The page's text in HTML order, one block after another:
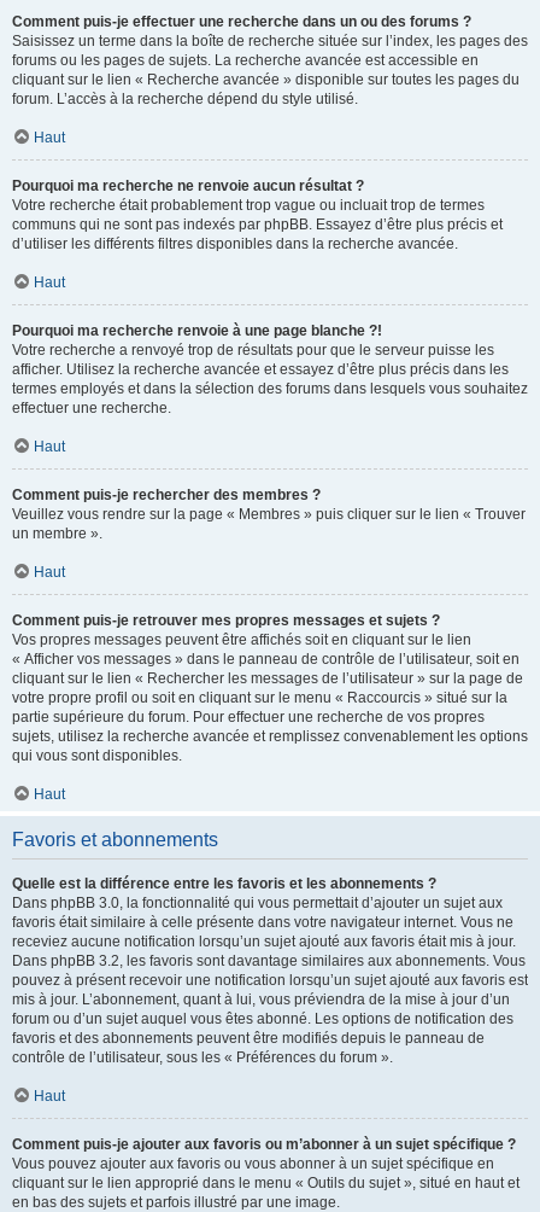
Comment puis-je effectuer une recherche dans un ou des forums ?
Saisissez un terme dans la boîte de recherche située sur l’index, les pages des
forums ou les pages de sujets. La recherche avancée est accessible en
cliquant sur le lien « Recherche avancée » disponible sur toutes les pages du
forum. L’accès à la recherche dépend du style utilisé.
Haut
Pourquoi ma recherche ne renvoie aucun résultat ?
Votre recherche était probablement trop vague ou incluait trop de termes
communs qui ne sont pas indexés par phpBB. Essayez d’être plus précis et
d’utiliser les différents filtres disponibles dans la recherche avancée.
Haut
Pourquoi ma recherche renvoie à une page blanche ?!
Votre recherche a renvoyé trop de résultats pour que le serveur puisse les
afficher. Utilisez la recherche avancée et essayez d’être plus précis dans les
termes employés et dans la sélection des forums dans lesquels vous souhaitez
effectuer une recherche.
Haut
Comment puis-je rechercher des membres ?
Veuillez vous rendre sur la page « Membres » puis cliquer sur le lien « Trouver
un membre ».
Haut
Comment puis-je retrouver mes propres messages et sujets ?
Vos propres messages peuvent être affichés soit en cliquant sur le lien
« Afficher vos messages » dans le panneau de contrôle de l’utilisateur, soit en
cliquant sur le lien « Rechercher les messages de l’utilisateur » sur la page de
votre propre profil ou soit en cliquant sur le menu « Raccourcis » situé sur la
partie supérieure du forum. Pour effectuer une recherche de vos propres
sujets, utilisez la recherche avancée et remplissez convenablement les options
qui vous sont disponibles.
Haut
Favoris et abonnements
Quelle est la différence entre les favoris et les abonnements ?
Dans phpBB 3.0, la fonctionnalité qui vous permettait d’ajouter un sujet aux
favoris était similaire à celle présente dans votre navigateur internet. Vous ne
receviez aucune notification lorsqu’un sujet ajouté aux favoris était mis à jour.
Dans phpBB 3.2, les favoris sont davantage similaires aux abonnements. Vous
pouvez à présent recevoir une notification lorsqu’un sujet ajouté aux favoris est
mis à jour. L’abonnement, quant à lui, vous préviendra de la mise à jour d’un
forum ou d’un sujet auquel vous êtes abonné. Les options de notification des
favoris et des abonnements peuvent être modifiés depuis le panneau de
contrôle de l’utilisateur, sous les « Préférences du forum ».
Haut
Comment puis-je ajouter aux favoris ou m’abonner à un sujet spécifique ?
Vous pouvez ajouter aux favoris ou vous abonner à un sujet spécifique en
cliquant sur le lien approprié dans le menu « Outils du sujet », situé en haut et
en bas des sujets et parfois illustré par une image.